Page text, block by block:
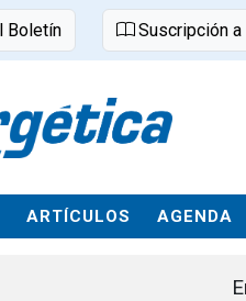
Boletín Suscripción a
ARTÍCULOS AGENDA